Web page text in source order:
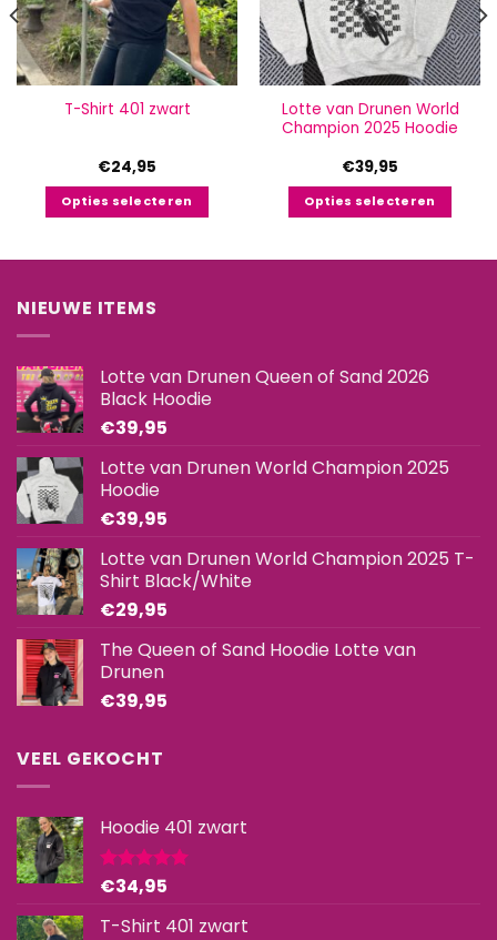
productpagina
productpagina
T-Shirt 401 zwart
€24,95
Opties selecteren
meerdere
variaties.
optie
kan
worden
op
de
productpagina
Lotte van Drunen World
Champion 2025 Hoodie
€39,95
Opties selecteren
optie
op
de
NIEUWE ITEMS
Lotte van Drunen Queen of Sand 2026
Black Hoodie
€39,95
Lotte van Drunen World Champion 2025
Hoodie
€39,95
Lotte van Drunen World Champion 2025 T-
Shirt Black/White
€29,95
The Queen of Sand Hoodie Lotte van
Drunen
€39,95
VEEL GEKOCHT
Hoodie 401 zwart
Gewaardeerd
uit 5
€34,95
T-Shirt 401 zwart